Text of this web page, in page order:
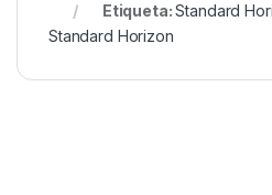
Etiqueta:Standard
Standard Horizon